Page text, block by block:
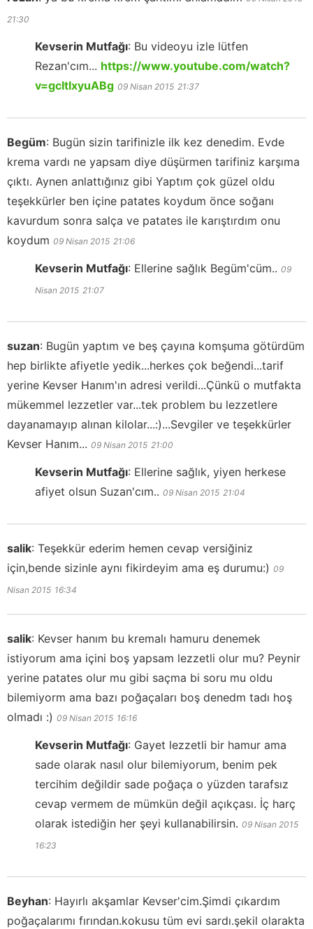
21:30
Kevserin Mutfağı: Bu videoyu izle lütfen
Rezan'cım... https://www.youtube.com/watch?
v=gcItIxyuABg 09 Nisan 2015 21:37
Begüm: Bugün sizin tarifinizle ilk kez denedim. Evde
krema vardı ne yapsam diye düşürmen tarifiniz karşıma
çıktı. Aynen anlattığınız gibi Yaptım çok güzel oldu
teşekkürler ben içine patates koydum önce soğanı
kavurdum sonra salça ve patates ile karıştırdım onu
koydum 09 Nisan 2015 21:06
Kevserin Mutfağı: Ellerine sağlık Begüm'cüm.. 09
Nisan 2015 21:07
suzan: Bugün yaptım ve beş çayına komşuma götürdüm
hep birlikte afiyetle yedik...herkes çok beğendi...tarif
yerine Kevser Hanım'ın adresi verildi...Çünkü o mutfakta
mükemmel lezzetler var...tek problem bu lezzetlere
dayanamayıp alınan kilolar...:)...Sevgiler ve teşekkürler
Kevser Hanım... 09 Nisan 2015 21:00
Kevserin Mutfağı: Ellerine sağlık, yiyen herkese
afiyet olsun Suzan'cım.. 09 Nisan 2015 21:04
salik: Teşekkür ederim hemen cevap versiğiniz
için,bende sizinle aynı fikirdeyim ama eş durumu:) 09
Nisan 2015 16:34
salik: Kevser hanım bu kremalı hamuru denemek
istiyorum ama içini boş yapsam lezzetli olur mu? Peynir
yerine patates olur mu gibi saçma bi soru mu oldu
bilemiyorm ama bazı poğaçaları boş denedm tadı hoş
olmadı :) 09 Nisan 2015 16:16
Kevserin Mutfağı: Gayet lezzetli bir hamur ama
sade olarak nasıl olur bilemiyorum, benim pek
tercihim değildir sade poğaça o yüzden tarafsız
cevap vermem de mümkün değil açıkçası. İç harç
olarak istediğin her şeyi kullanabilirsin. 09 Nisan 2015
16:23
Beyhan: Hayırlı akşamlar Kevser'cim.Şimdi çıkardım
poğaçalarımı fırından.kokusu tüm evi sardı.şekil olarakta